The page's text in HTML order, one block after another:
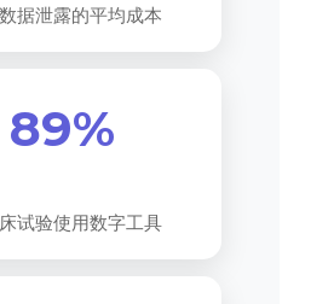
据泄露的平均成本
89%
试验使用数字工具